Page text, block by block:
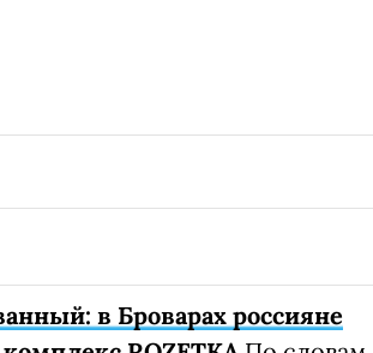
в Броварах россияне